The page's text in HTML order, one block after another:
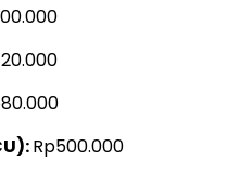
Rp500.000